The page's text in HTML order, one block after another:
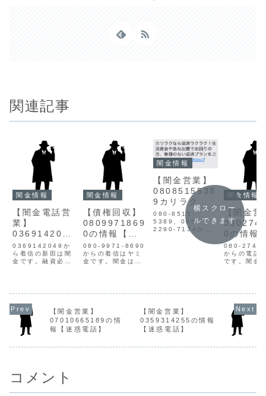
関連記事
闇金情報
【闇金電話営
業】
0369142049
新田の情報
0369142049か
ら着信の新田は闇
金です。融資必要
払いも可能です♪是
非0369142049
新田迄闇金融は個
人情報を不正に取
得し、電話営業を
かけます。即...
闇金情報
【債権回収】
0809971869
0の情報【迷
惑電話】
080-9971-8690
からの着信はヤミ
金です。闇金は個
業債権回収を名乗
り、金利返済の話
をしてきます。ヤ
ミ金ですが、詐欺
す。高金利で返...
闇金情報
【闇金営業】
0808515538
9カリラクの
情報【迷惑電
話】
080-8515-
5389、080-
2290-7134から
の電話は闇金のカ
リラクです。闇金
報をもとに、融資
の営業...
闇金情報
【闇金営
0の情報
惑電話】
080-
からの電話
です。闇金
登録もなく
情報があり
ん。取り立
攻撃的な言
になり、嫌
を始めます
横スクロー
ルできます
【闇金営業】
07010665189の情
報【迷惑電話】
【闇金営業】
0359314255の情報
【迷惑電話】
コメント